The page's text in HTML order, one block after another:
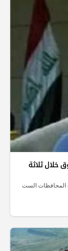
خلال ثلاثة
المحافظات الست